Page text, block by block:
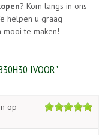
? Kom langs in ons
helpen u graag
mooi te maken!
IVOOR"
op